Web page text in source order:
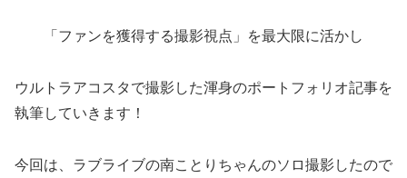
「ファンを獲得する撮影視点」を最大限に活かし
ウルトラアコスタで撮影した渾身のポートフォリオ記事を
執筆していきます！
今回は、ラブライブの南ことりちゃんのソロ撮影したので